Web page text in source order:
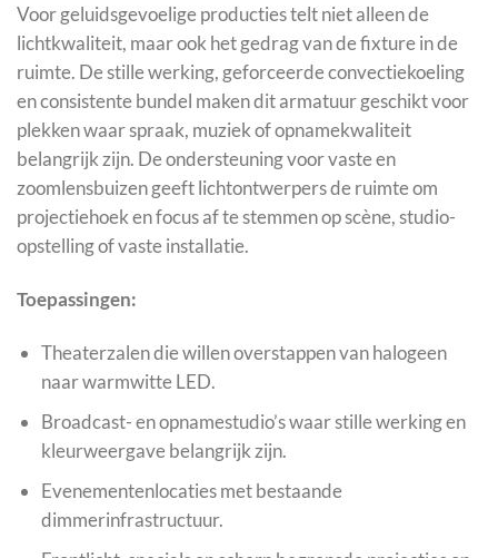
Voor geluidsgevoelige producties telt niet alleen de
lichtkwaliteit, maar ook het gedrag van de fixture in de
ruimte. De stille werking, geforceerde convectiekoeling
en consistente bundel maken dit armatuur geschikt voor
plekken waar spraak, muziek of opnamekwaliteit
belangrijk zijn. De ondersteuning voor vaste en
zoomlensbuizen geeft lichtontwerpers de ruimte om
projectiehoek en focus af te stemmen op scène, studio-
opstelling of vaste installatie.
Toepassingen:
Theaterzalen die willen overstappen van halogeen
naar warmwitte LED.
Broadcast- en opnamestudio’s waar stille werking en
kleurweergave belangrijk zijn.
Evenementenlocaties met bestaande
dimmerinfrastructuur.